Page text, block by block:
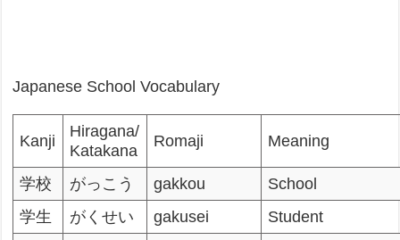
Japanese School Vocabulary
Kanji
Hiragana/
Katakana
Romaji Meaning
学校 がっこう gakkou
School
学生
がくせい gakusei
Student